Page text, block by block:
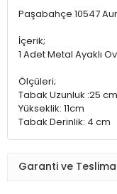
Paşabahçe 10547
İçerik;
1 Adet Metal Ayaklı
Ölçüleri;
Tabak Uzunluk :25 cm
Yükseklik: 11cm
Tabak Derinlik: 4 cm
Garanti ve